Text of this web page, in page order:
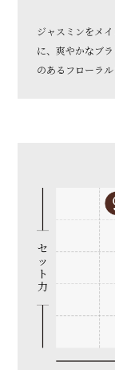
ジャスミンをメ
に、爽やかなブ
のあるフローラル